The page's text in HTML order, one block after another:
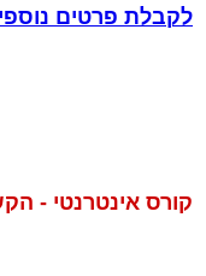
לקבלת פרטים
קורס אינטרנטי -